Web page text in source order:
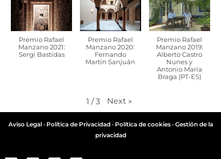
Premio Rafael
Manzano 2021:
Sergi Bastidas
Premio Rafael
Manzano 2020:
Fernando
Martín Sanjuán
Premio Rafael
Manzano 2019:
Alberto Castro
Nunes y
Antonio María
Braga (PT-ES)
1 / 3 Next »
Aviso Legal· Política de Privacidad· Política de cookies· Gestión de la
privacidad